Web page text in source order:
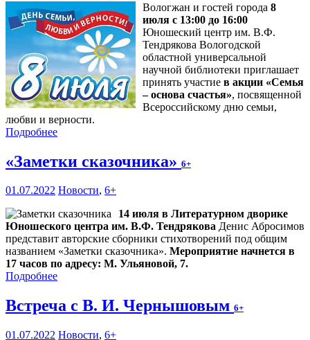
Вологжан и гостей города 8
июля с 13:00 до 16:00
Юношеский центр им. В.Ф.
Тендрякова Вологодской
областной универсальной
научной библиотеки приглашает
принять участие в акции «Семья
– основа счастья», посвященной
Всероссийскому дню семьи,
любви и верности.
Подробнее
«Заметки сказочника» 6+
01.07.2022 Новости, 6+
14 июля в Литературном дворике
Юношеского центра им. В.Ф. Тендрякова Денис Абросимов
представит авторские сборники стихотворений под общим
названием «Заметки сказочника». Мероприятие начнется в
17 часов по адресу: М. Ульяновой, 7.
Подробнее
Встреча с В. И. Чернышовым 6+
01.07.2022 Новости, 6+